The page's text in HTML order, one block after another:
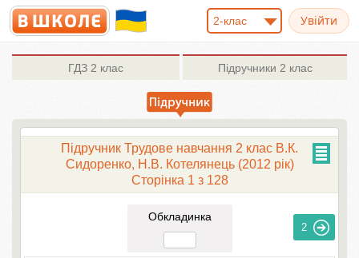
2-клас
ГДЗ 2 клас Підручники 2 клас
Підручник Трудове навчання 2 клас В.К.
Сидоренко, Н.В. Котелянець (2012 рік)
Сторінка 1 з 128
Обкладинка
2